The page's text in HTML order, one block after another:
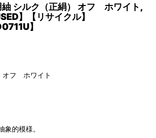
シルク（正絹） オフ ホワイト,
】【リサイクル】
】
フ ホワイト
象的模様。